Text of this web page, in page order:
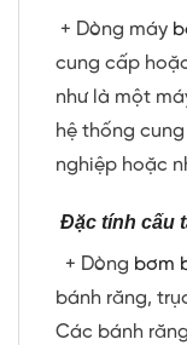
+ Dòng máy
cung cấp
như là một
hệ thống
nghiệp hoặc
Đặc tính cấu
+ Dòng bơm
bánh răng,
Các bánh